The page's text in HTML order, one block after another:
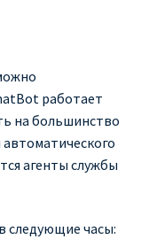
Ryanair
работает
на большинство
агенты службы
следующие часы: